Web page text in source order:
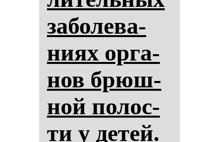
за­бо­ле­ва­
ни­ях ор­га­
нов брюш­
ной по­лос­
ти у де­тей.